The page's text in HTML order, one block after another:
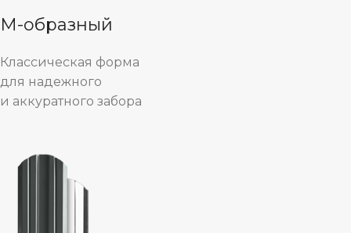
М-образный
Классическая форма
для надежного
и аккуратного забора